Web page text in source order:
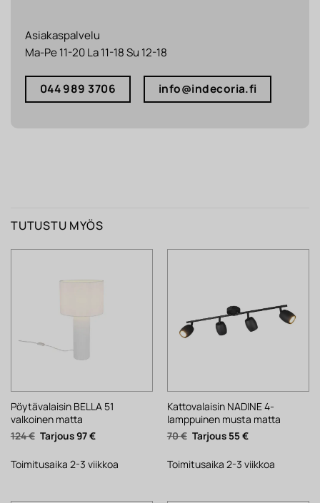
Asiakaspalvelu
Ma-Pe 11-20 La 11-18 Su 12-18
044 989 3706 info@indecoria.fi
TUTUSTU MYÖS
Pöytävalaisin BELLA 51
valkoinen matta
124€ Alkuperäinen
hinta
124 €.
97€Nykyinen
97 €.
Toimitusaika 2-3 viikkoa
Kattovalaisin NADINE 4-
lamppuinen musta matta
70€ Alkuperäinen
hinta
70 €.
55€Nykyinen
55 €.
Toimitusaika 2-3 viikkoa